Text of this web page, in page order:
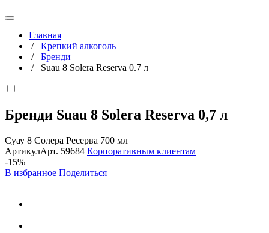
Главная
/ Крепкий алкоголь
/ Бренди
/ Suau 8 Solera Reserva 0.7 л
Бренди Suau 8 Solera Reserva 0,7 л
Суау 8 Солера Ресерва 700 мл
АртикулАрт. 59684 Корпоративным клиентам
-15%
В избранное Поделиться